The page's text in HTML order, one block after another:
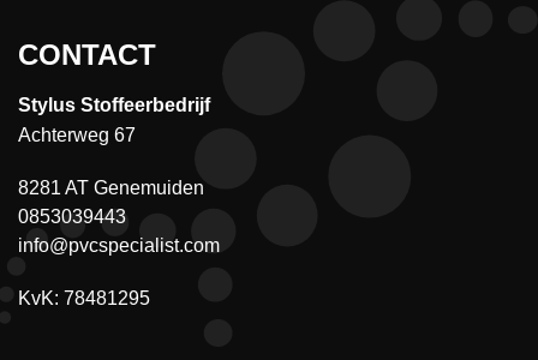
CONTACT
Stylus Stoffeerbedrijf
Achterweg 67
8281 AT Genemuiden
0853039443
info@pvcspecialist.com
KvK: 78481295